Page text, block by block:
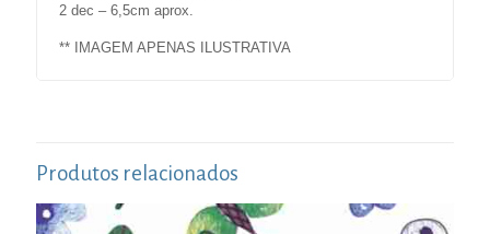
2 dec – 6,5cm aprox.
** IMAGEM APENAS ILUSTRATIVA
Produtos relacionados